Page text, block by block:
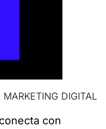
DIGITAL
con